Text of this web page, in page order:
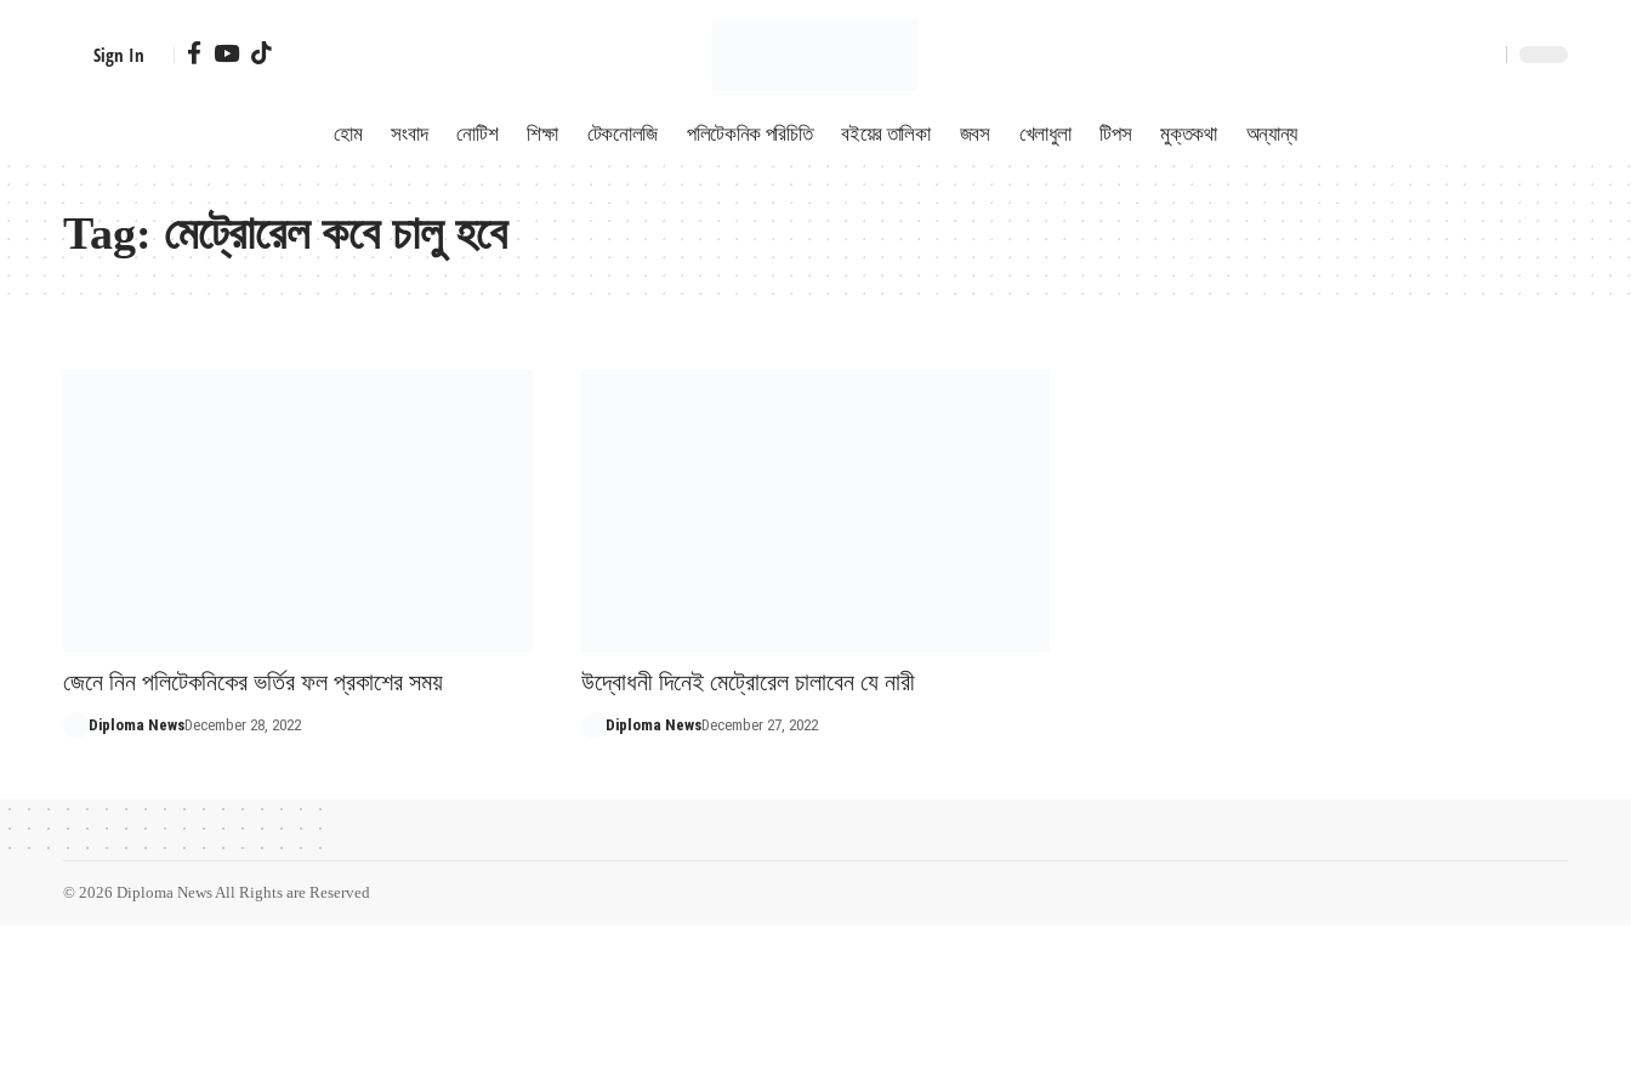
Sign In
হোম সংবাদ নোটিশ শিক্ষা টেকনোলজি পলিটেকনিক পরিচিতি বইয়ের তালিকা জবস খেলাধুলা টিপস মুক্তকথা অন্যান্য
Tag:মেট্রোরেল কবে চালু হবে
জেনে নিন পলিটেকনিকের ভর্তির ফল প্রকাশের সময়
Diploma NewsDecember 28, 2022
উদ্বোধনী দিনেই মেট্রোরেল চালাবেন যে নারী
Diploma NewsDecember 27, 2022
© 2026 Diploma News All Rights are Reserved